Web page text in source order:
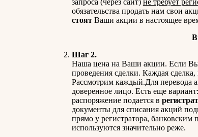
обязательства продать нам свои
стоятВаши акции в настоящее
Шаг 2.
Наша цена на Ваши акции. Если Вы
проведения сделки. Каждая
Рассмотрим каждый.Для перевода
доверенное лицо. Есть еще
распоряжение подается в
документы для списания акций
прямо у регистратора,
используются значительно реже.